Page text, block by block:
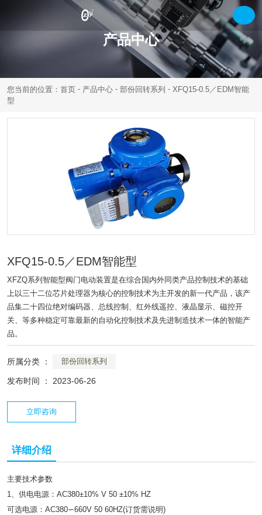
产品中心
您当前的位置：首页 - 产品中心 - 部份回转系列 - XFQ15-0.5／EDM智能
型
XFQ15-0.5／EDM智能型
XFZQ系列智能型阀门电动装置是在综合国内外同类产品控制技术的基础
上以三十二位芯片处理器为核心的控制技术为主开发的新一代产品，该产
品集二十四位绝对编码器、总线控制、红外线遥控、液晶显示、磁控开
关、等多种稳定可靠最新的自动化控制技术及先进制造技术一体的智能产
品。
所属分类 ： 部份回转系列
发布时间 ： 2023-06-26
立即咨询
详细介绍
主要技术参数
1、供电电源：AC380±10% V 50 ±10% HZ
可选电源：AC380∽660V 50 60HZ(订货需说明)